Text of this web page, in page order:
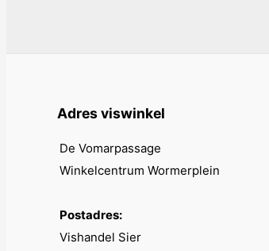
Adres viswinkel
De Vomarpassage
Winkelcentrum Wormerplein
Postadres:
Vishandel Sier